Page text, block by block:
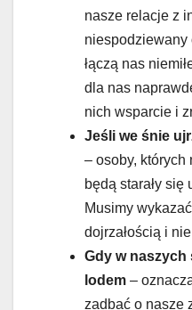
nasze relacje z
niespodziewany
łączą nas
dla nas
nich wsparcie i
Jeśli we śnie
– osoby, których
będą starały się
Musimy
dojrzałością i
Gdy w naszych
lodem –
zadbać o nasze